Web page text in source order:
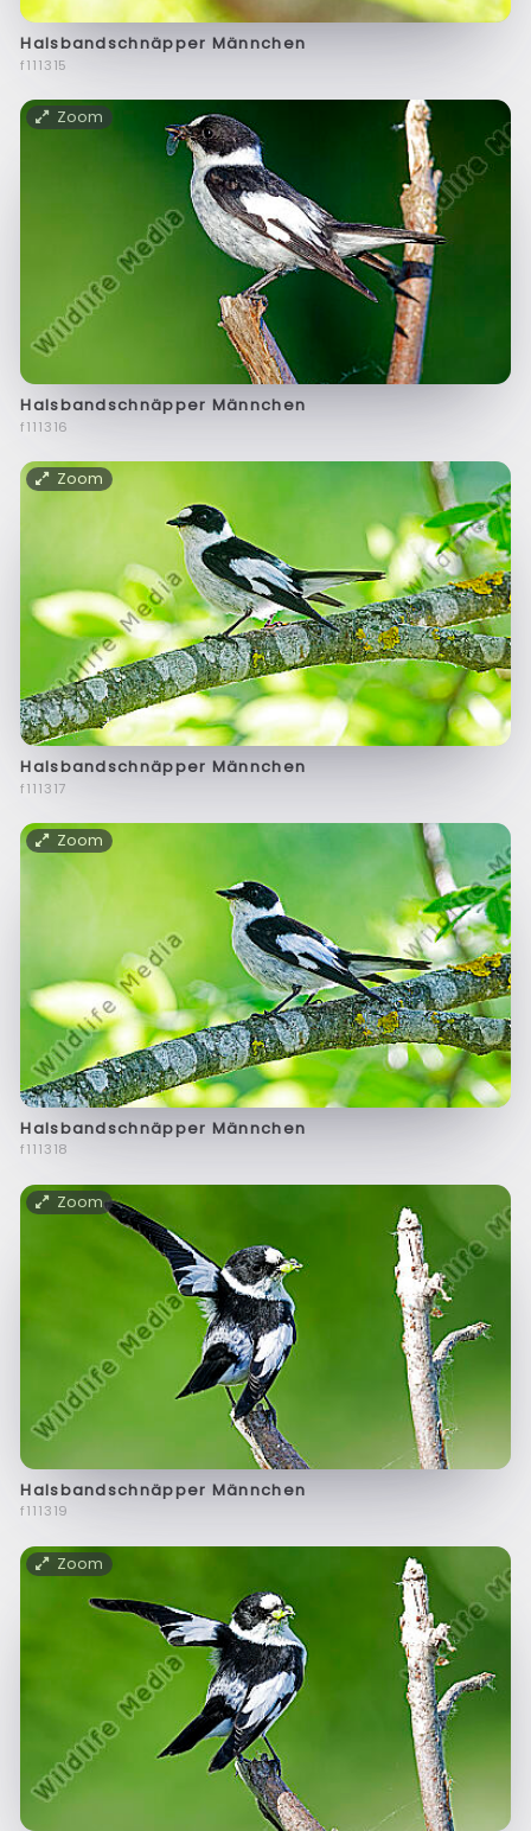
Halsbandschnäpper Männchen
f111315
Zoom
Halsbandschnäpper Männchen
f111316
Zoom
Halsbandschnäpper Männchen
f111317
Zoom
Halsbandschnäpper Männchen
f111318
Zoom
Halsbandschnäpper Männchen
f111319
Zoom